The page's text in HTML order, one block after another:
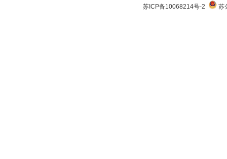
苏ICP备10068214号-2
苏